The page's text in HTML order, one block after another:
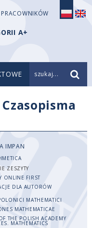
A+
szukaj...
Czasopisma
IMPAN
ZESZYTY
ONLINE FIRST
DLA AUTORÓW
MATHEMATICI
MATHEMATICAE
THE POLISH ACADEMY
MATHEMATICS